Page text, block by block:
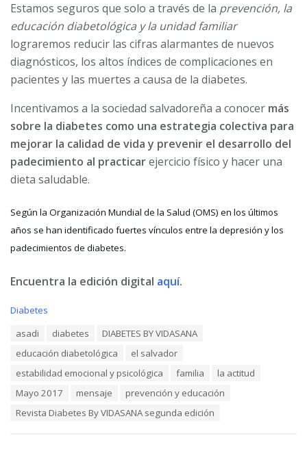
Estamos seguros que solo a través de la prevención, la
educación diabetológica y la unidad familiar
lograremos reducir las cifras alarmantes de nuevos
diagnósticos, los altos índices de complicaciones en
pacientes y las muertes a causa de la diabetes.
Incentivamos a la sociedad salvadoreña a conocer más
sobre la diabetes como una estrategia colectiva para
mejorar la calidad de vida y prevenir el desarrollo del
padecimiento al practicarejercicio físico y hacer una
dieta saludable.
Según la Organización Mundial de la Salud (OMS) en los últimos
años se han identificado fuertes vínculos entre la depresión y los
padecimientos de diabetes.
Encuentra la edición digital aquí.
C
Diabetes
asadi diabetes
DIABETES BY VIDASANA
educación diabetológica
el salvador
estabilidad emocional y psicológica
familia
la actitud
Mayo 2017
mensaje
prevención y educación
Revista Diabetes By VIDASANA segunda edición